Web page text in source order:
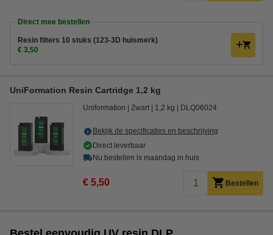
Direct mee bestellen
Resin filters 10 stuks (123-3D huismerk)
€ 3,50
UniFormation Resin Cartridge 1,2 kg
Uniformation Zwart 1,2 kg DLQ06024
Bekijk de specificaties en beschrijving
Direct leverbaar
Nu bestellen is maandag in huis
€ 5,50 Bestellen